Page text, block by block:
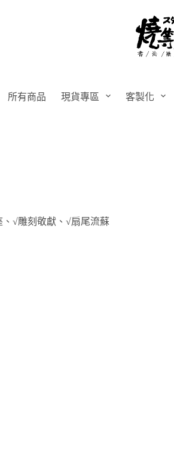
所有商品 現貨專區 客製化
√雕刻敬獻、√扇尾流蘇